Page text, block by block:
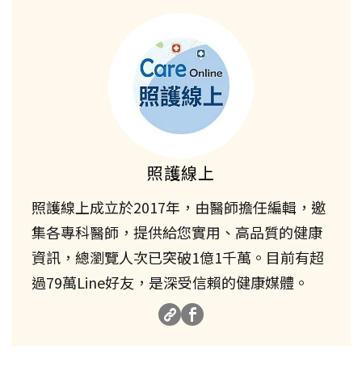
照護線上
照護線上成立於2017年，由醫師擔任編輯，邀
集各專科醫師，提供給您實用、高品質的健康
資訊，總瀏覽人次已突破1億1千萬。目前有超
過79萬Line好友，是深受信賴的健康媒體。